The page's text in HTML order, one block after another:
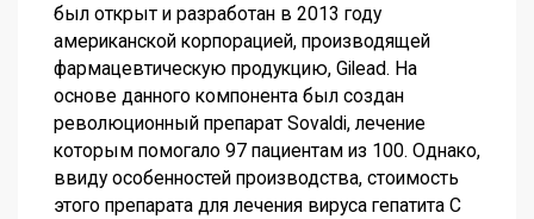
был открыт и разработан в 2013 году
американской корпорацией, производящей
фармацевтическую продукцию, Gilead. На
основе данного компонента был создан
революционный препарат Sovaldi, лечение
которым помогало 97 пациентам из 100. Однако,
ввиду особенностей производства, стоимость
этого препарата для лечения вируса гепатита С